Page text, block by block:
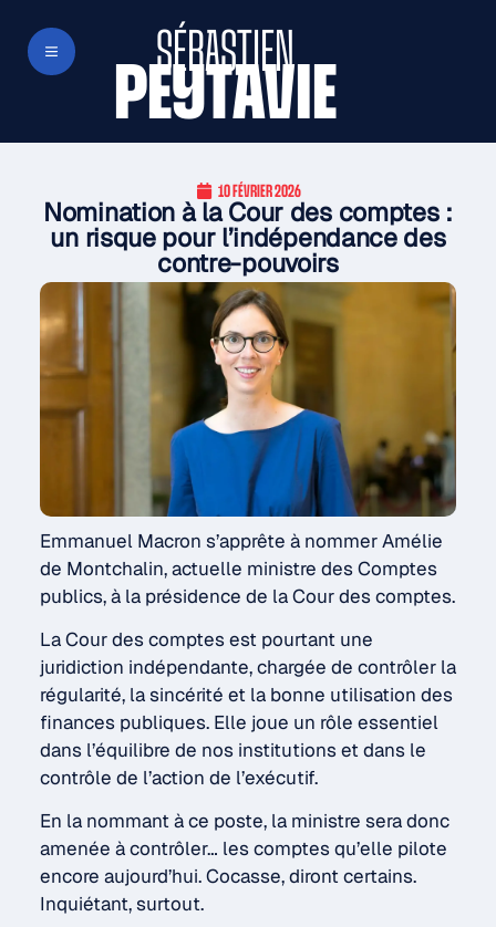
SÉBASTIEN
PEYTAVIE
10 FÉVRIER 2026
Nomination à la Cour des comptes :
un risque pour l’indépendance des
contre-pouvoirs
Emmanuel Macron s’apprête à nommer Amélie
de Montchalin, actuelle ministre des Comptes
publics, à la présidence de la Cour des comptes.
La Cour des comptes est pourtant une
juridiction indépendante, chargée de contrôler la
régularité, la sincérité et la bonne utilisation des
finances publiques. Elle joue un rôle essentiel
dans l’équilibre de nos institutions et dans le
contrôle de l’action de l’exécutif.
En la nommant à ce poste, la ministre sera donc
amenée à contrôler… les comptes qu’elle pilote
encore aujourd’hui. Cocasse, diront certains.
Inquiétant, surtout.